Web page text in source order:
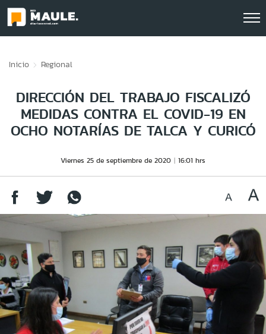
Inicio Regional
DIRECCIÓN DEL TRABAJO FISCALIZÓ
MEDIDAS CONTRA EL COVID-19 EN
OCHO NOTARÍAS DE TALCA Y CURICÓ
Viernes 25 de septiembre de 2020 16:01 hrs